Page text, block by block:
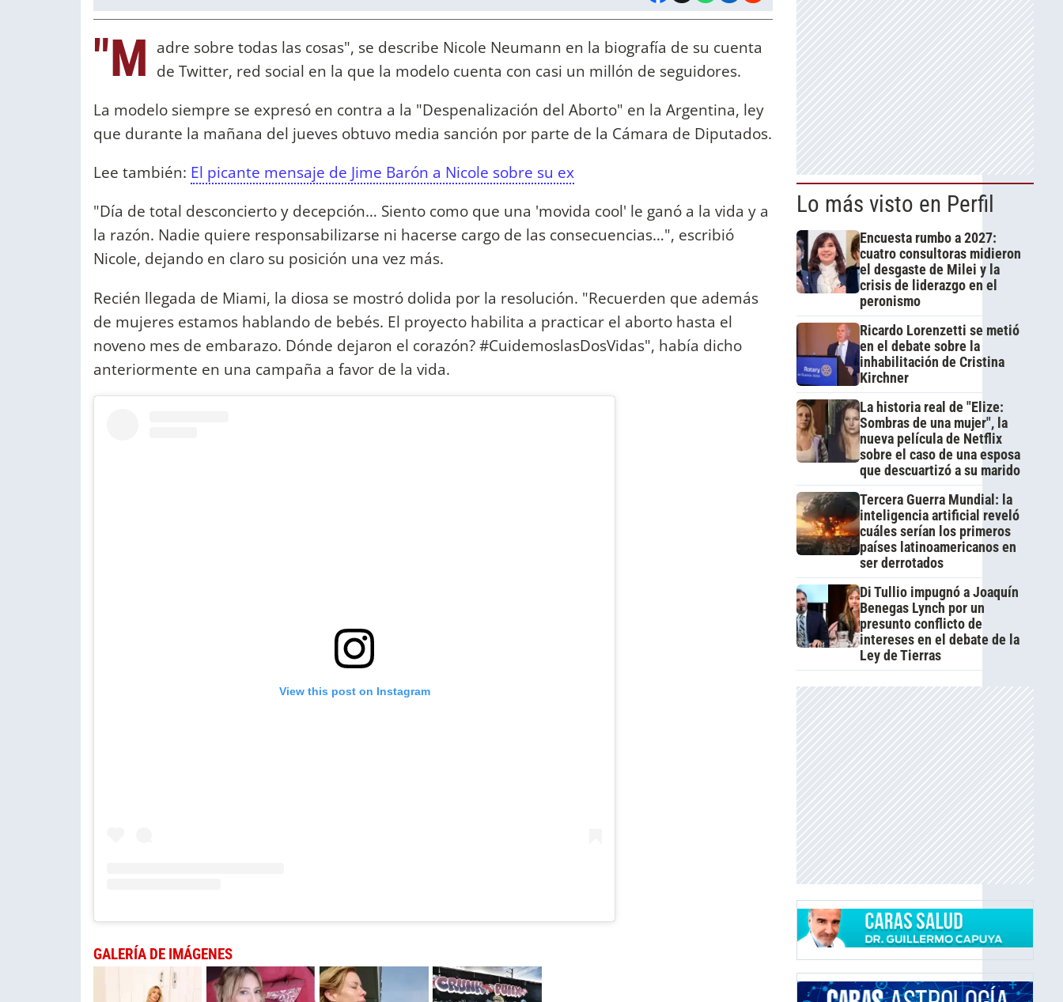
"M adre sobre todas las cosas", se describe Nicole Neumann en la biografía de su cuenta
de Twitter, red social en la que la modelo cuenta con casi un millón de seguidores.
La modelo siempre se expresó en contra a la "Despenalización del Aborto" en la Argentina, ley
que durante la mañana del jueves obtuvo media sanción por parte de la Cámara de Diputados.
Lee también: El picante mensaje de Jime Barón a Nicole sobre su ex
"Día de total desconcierto y decepción… Siento como que una 'movida cool' le ganó a la vida y a
la razón. Nadie quiere responsabilizarse ni hacerse cargo de las consecuencias…", escribió
Nicole, dejando en claro su posición una vez más.
Recién llegada de Miami, la diosa se mostró dolida por la resolución. "Recuerden que además
de mujeres estamos hablando de bebés. El proyecto habilita a practicar el aborto hasta el
noveno mes de embarazo. Dónde dejaron el corazón? #CuidemoslasDosVidas", había dicho
anteriormente en una campaña a favor de la vida.
View this post on Instagram
GALERÍA DE IMÁGENES
Lo más visto en Perfil
Encuesta rumbo a 2027:
cuatro consultoras midieron
el desgaste de Milei y la
crisis de liderazgo en el
peronismo
Ricardo Lorenzetti se metió
en el debate sobre la
inhabilitación de Cristina
Kirchner
La historia real de "Elize:
Sombras de una mujer", la
nueva película de Netflix
sobre el caso de una esposa
que descuartizó a su marido
Tercera Guerra Mundial: la
inteligencia artificial reveló
cuáles serían los primeros
países latinoamericanos en
ser derrotados
Di Tullio impugnó a Joaquín
Benegas Lynch por un
presunto conflicto de
intereses en el debate de la
Ley de Tierras